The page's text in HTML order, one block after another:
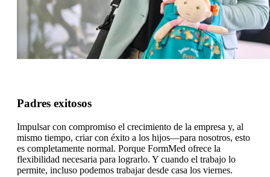
Padres exitosos
Impulsar con compromiso el crecimiento de la empresa y, al
mismo tiempo, criar con éxito a los hijos—para nosotros, esto
es completamente normal. Porque FormMed ofrece la
flexibilidad necesaria para lograrlo. Y cuando el trabajo lo
permite, incluso podemos trabajar desde casa los viernes.